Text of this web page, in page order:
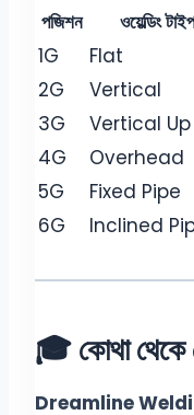
পজিশন ওয়েল্ডিং টাইপ
1G
Flat
2G
Vertical
3G
Vertical Up
4G
Overhead
5G
Fixed Pipe
6G
Inclined
🎓 কোথা থেকে
Dreamline